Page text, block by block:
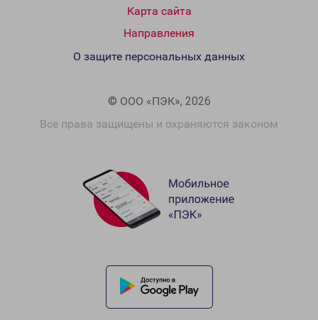
Карта сайта
Направления
© ООО «ПЭК», 2026
Все права защищены и охраняются законом
О защите персональных данных